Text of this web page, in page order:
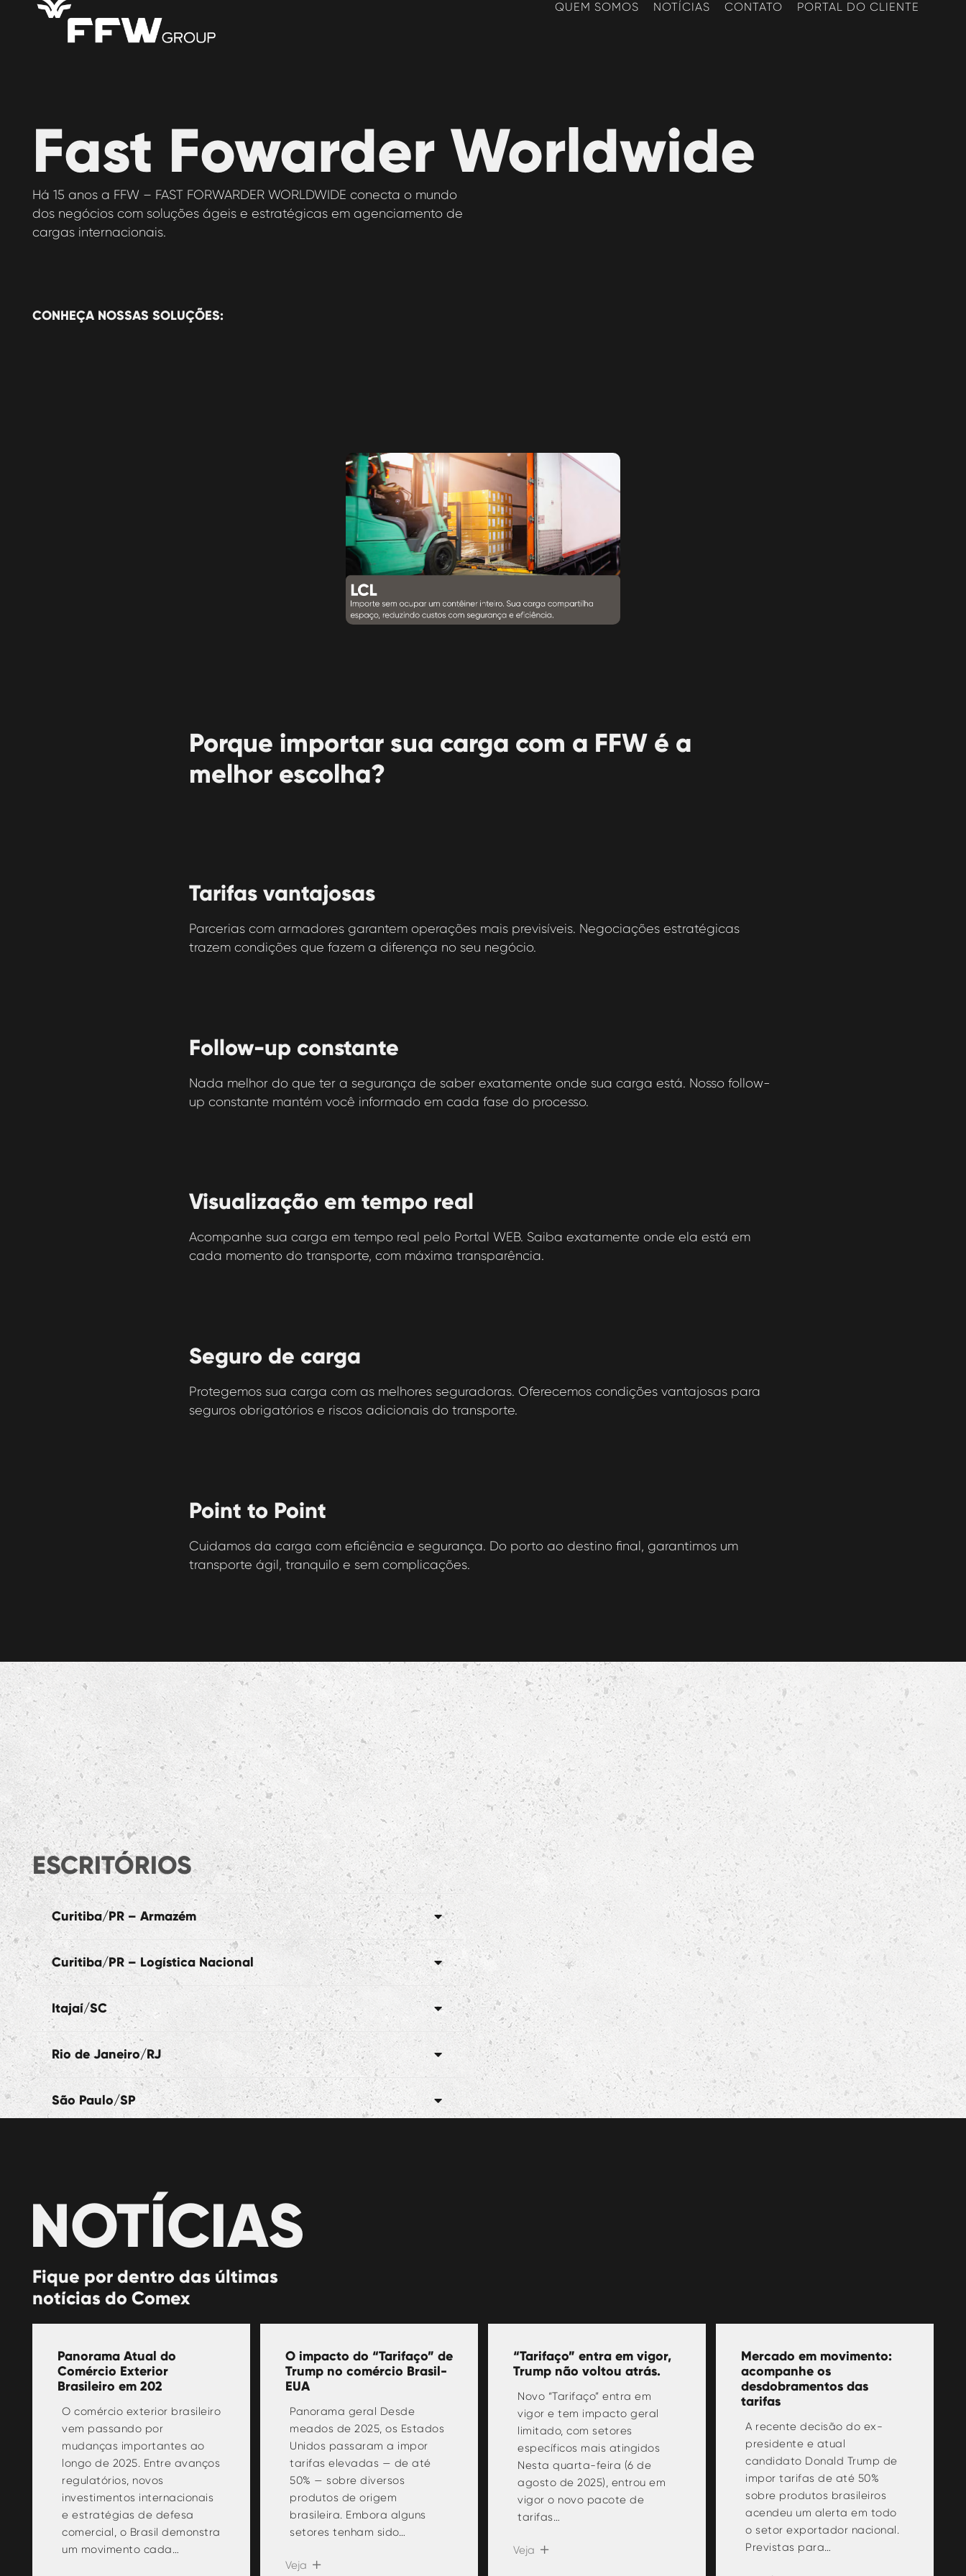
QUEM SOMOS NOTÍCIAS CONTATO PORTAL DO CLIENTE
Fast Fowarder Worldwide
Há 15 anos a FFW – FAST FORWARDER WORLDWIDE conecta o mundo
dos negócios com soluções ágeis e estratégicas em agenciamento de
cargas internacionais.
CONHEÇA NOSSAS SOLUÇÕES:
Porque importar sua carga com a FFW é a
melhor escolha?
Tarifas vantajosas
Parcerias com armadores garantem operações mais previsíveis. Negociações estratégicas
trazem condições que fazem a diferença no seu negócio.
Follow-up constante
Nada melhor do que ter a segurança de saber exatamente onde sua carga está. Nosso follow-
up constante mantém você informado em cada fase do processo.
Visualização em tempo real
Acompanhe sua carga em tempo real pelo Portal WEB. Saiba exatamente onde ela está em
cada momento do transporte, com máxima transparência.
Seguro de carga
Protegemos sua carga com as melhores seguradoras. Oferecemos condições vantajosas para
seguros obrigatórios e riscos adicionais do transporte.
Point to Point
Cuidamos da carga com eficiência e segurança. Do porto ao destino final, garantimos um
transporte ágil, tranquilo e sem complicações.
ESCRITÓRIOS
Curitiba/PR – Armazém
Curitiba/PR – Logística Nacional
Itajaí/SC
Rio de Janeiro/RJ
São Paulo/SP
NOTÍCIAS
Fique por dentro das últimas
notícias do Comex
Panorama Atual do
Comércio Exterior
Brasileiro em 202
O comércio exterior brasileiro
vem passando por
mudanças importantes ao
longo de 2025. Entre avanços
regulatórios, novos
investimentos internacionais
e estratégias de defesa
comercial, o Brasil demonstra
um movimento cada…
O impacto do “Tarifaço” de
Trump no comércio Brasil-
EUA
Panorama geral Desde
meados de 2025, os Estados
Unidos passaram a impor
tarifas elevadas — de até
50% — sobre diversos
produtos de origem
brasileira. Embora alguns
setores tenham sido…
Veja
“Tarifaço” entra em vigor,
Trump não voltou atrás.
Novo “Tarifaço” entra em
vigor e tem impacto geral
limitado, com setores
específicos mais atingidos
Nesta quarta-feira (6 de
agosto de 2025), entrou em
vigor o novo pacote de
tarifas…
Veja
Mercado em movimento:
acompanhe os
desdobramentos das
tarifas
A recente decisão do ex-
presidente e atual
candidato Donald Trump de
impor tarifas de até 50%
sobre produtos brasileiros
acendeu um alerta em todo
o setor exportador nacional.
Previstas para…